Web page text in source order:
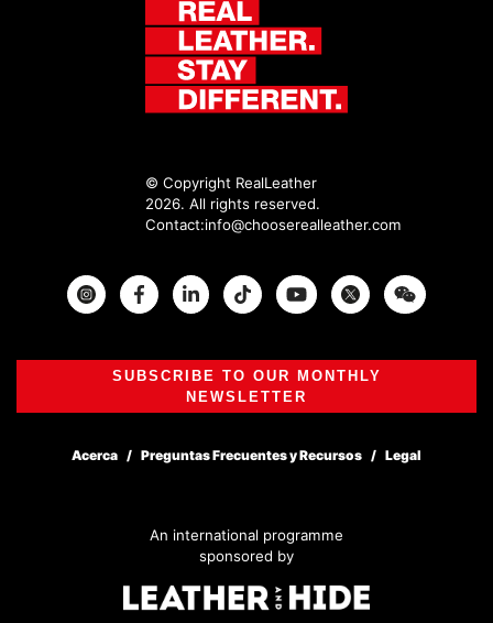
© Copyright RealLeather
2026. All rights reserved.
Contact:info@chooserealleather.com
InstagramFacebook Twitter
SUBSCRIBE TO OUR MONTHLY
NEWSLETTER
Acerca Preguntas Frecuentes y Recursos Legal
An international programme
sponsored by